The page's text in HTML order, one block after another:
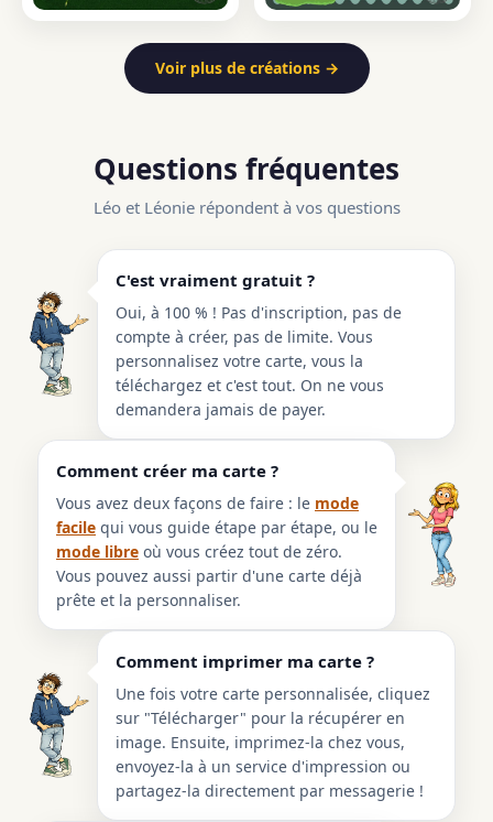
Voir plus de créations →
Questions fréquentes
Léo et Léonie répondent à vos questions
C'est vraiment gratuit ?
Oui, à 100 % ! Pas d'inscription, pas de
compte à créer, pas de limite. Vous
personnalisez votre carte, vous la
téléchargez et c'est tout. On ne vous
demandera jamais de payer.
Comment créer ma carte ?
Vous avez deux façons de faire : le mode
facile qui vous guide étape par étape, ou le
mode libre où vous créez tout de zéro.
Vous pouvez aussi partir d'une carte déjà
prête et la personnaliser.
Comment imprimer ma carte ?
Une fois votre carte personnalisée, cliquez
sur "Télécharger" pour la récupérer en
image. Ensuite, imprimez-la chez vous,
envoyez-la à un service d'impression ou
partagez-la directement par messagerie !